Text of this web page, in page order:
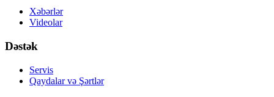
Xəbərlər
Videolar
Dəstək
Servis
Qaydalar və Şərtlər